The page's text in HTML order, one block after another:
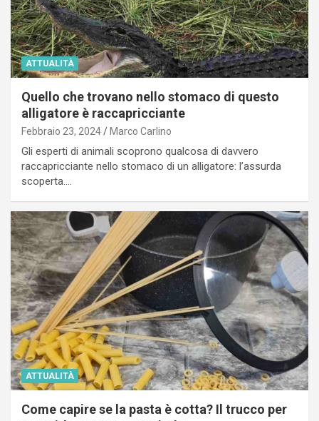
ATTUALITÀ
Quello che trovano nello stomaco di questo
alligatore è raccapricciante
Febbraio 23, 2024 Marco Carlino
Gli esperti di animali scoprono qualcosa di davvero
raccapricciante nello stomaco di un alligatore: l’assurda
scoperta.…
ATTUALITÀ
Come capire se la pasta è cotta? Il trucco per